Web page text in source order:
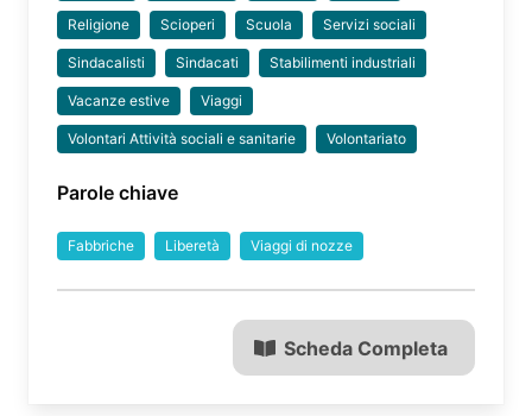
Religione Scioperi Scuola Servizi sociali
Sindacalisti Sindacati Stabilimenti industriali
Vacanze estive Viaggi
Volontari Attività sociali e sanitarie Volontariato
Parole chiave
Fabbriche Liberetà Viaggi di nozze
Scheda Completa